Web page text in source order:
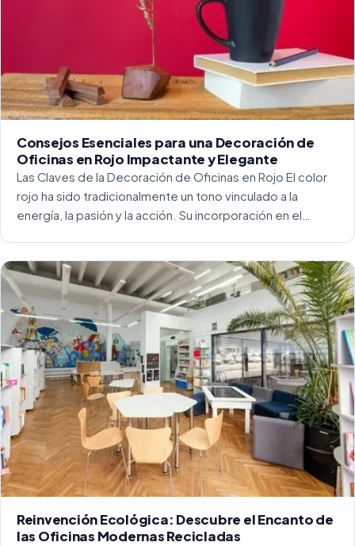
Consejos Esenciales para una Decoración de
Oficinas en Rojo Impactante y Elegante
Las Claves de la Decoración de Oficinas en Rojo El color
rojo ha sido tradicionalmente un tono vinculado a la
energía, la pasión y la acción. Su incorporación en el
Reinvención Ecológica: Descubre el Encanto de
las Oficinas Modernas Recicladas